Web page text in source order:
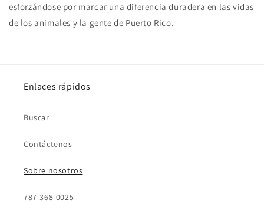
esforzándose por marcar una diferencia duradera en las vidas
de los animales y la gente de Puerto Rico.
Enlaces rápidos
Buscar
Contáctenos
Sobre nosotros
787-368-0025